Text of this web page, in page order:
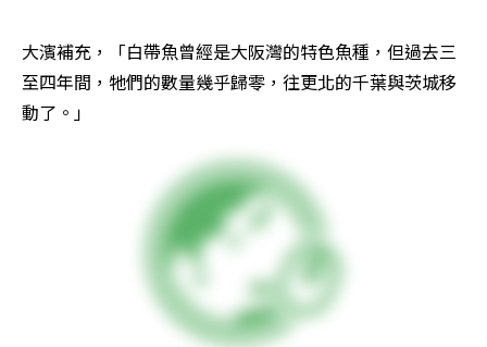
大濱補充，「白帶魚曾經是大阪灣的特色魚種，但過去三
至四年間，牠們的數量幾乎歸零，往更北的千葉與茨城移
動了。」